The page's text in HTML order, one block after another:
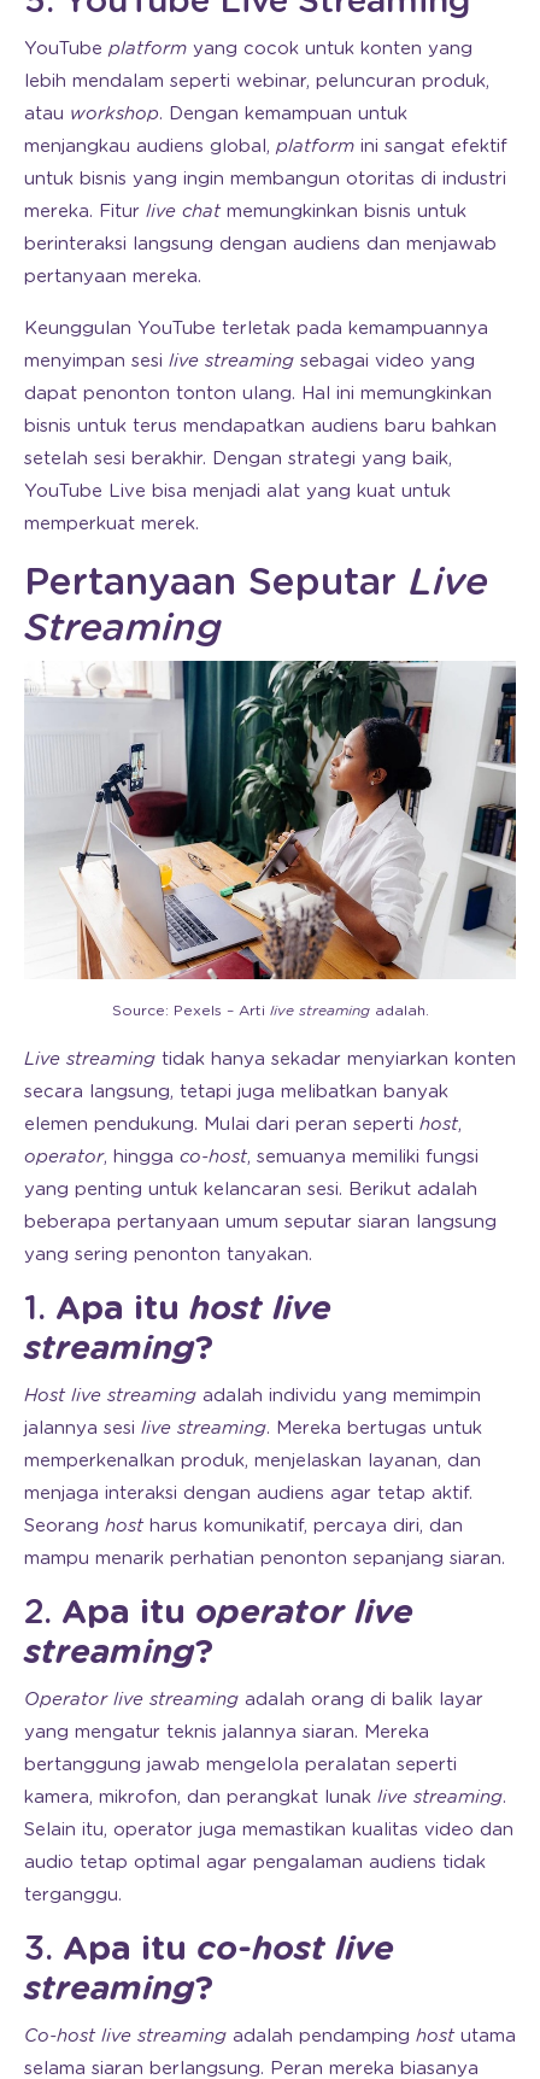
YouTube platform yang cocok untuk konten yang
lebih mendalam seperti webinar, peluncuran produk,
atau workshop. Dengan kemampuan untuk
menjangkau audiens global, platform ini sangat efektif
untuk bisnis yang ingin membangun otoritas di industri
mereka. Fitur live chatmemungkinkan bisnis untuk
berinteraksi langsung dengan audiens dan menjawab
pertanyaan mereka.
Keunggulan YouTube terletak pada kemampuannya
menyimpan sesi live streaming sebagai video yang
dapat penonton tonton ulang. Hal ini memungkinkan
bisnis untuk terus mendapatkan audiens baru bahkan
setelah sesi berakhir. Dengan strategi yang baik,
YouTube Live bisa menjadi alat yang kuat untuk
memperkuat merek.
Pertanyaan Seputar Live
Streaming
Source: Pexels – Arti live streamingadalah.
Live streaming tidak hanya sekadar menyiarkan konten
secara langsung, tetapi juga melibatkan banyak
elemen pendukung. Mulai dari peran seperti host,
operator, hingga co-host, semuanya memiliki fungsi
yang penting untuk kelancaran sesi. Berikut adalah
beberapa pertanyaan umum seputar siaran langsung
yang sering penonton tanyakan.
1. Apa itu host live
streaming?
Host live streaming adalah individu yang memimpin
jalannya sesi live streaming. Mereka bertugas untuk
memperkenalkan produk, menjelaskan layanan, dan
menjaga interaksi dengan audiens agar tetap aktif.
Seorang hostharus komunikatif, percaya diri, dan
mampu menarik perhatian penonton sepanjang siaran.
2. Apa itu operator live
streaming?
Operator live streaming adalah orang di balik layar
yang mengatur teknis jalannya siaran. Mereka
bertanggung jawab mengelola peralatan seperti
kamera, mikrofon, dan perangkat lunak live streaming.
Selain itu, operator juga memastikan kualitas video dan
audio tetap optimal agar pengalaman audiens tidak
terganggu.
3. Apa itu co-host live
streaming?
Co-host live streaming adalah pendamping hostutama
selama siaran berlangsung. Peran mereka biasanya